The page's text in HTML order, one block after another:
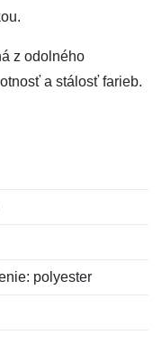
z odolného
a stálosť farieb.
polyester